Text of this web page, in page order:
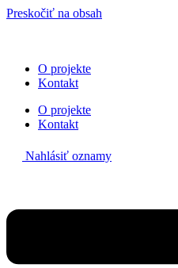
Preskočiť na obsah
O projekte
Kontakt
O projekte
Kontakt
Nahlásiť oznamy